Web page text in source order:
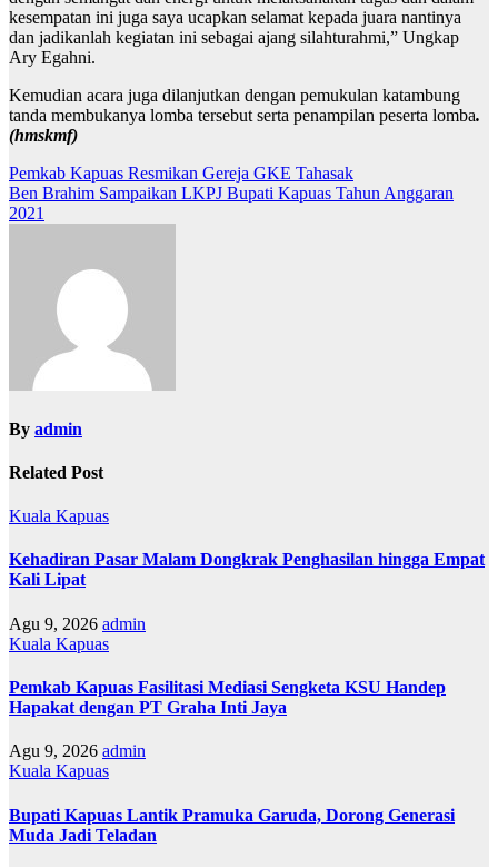
kesempatan ini juga saya ucapkan selamat kepada juara nantinya
dan jadikanlah kegiatan ini sebagai ajang silahturahmi,” Ungkap
Ary Egahni.
Kemudian acara juga dilanjutkan dengan pemukulan katambung
tanda membukanya lomba tersebut serta penampilan peserta lomba.
(hmskmf)
Navigasi
pos
Pemkab Kapuas Resmikan Gereja GKE Tahasak
Ben Brahim Sampaikan LKPJ Bupati Kapuas Tahun Anggaran
2021
By admin
Related Post
Kuala Kapuas
Kehadiran Pasar Malam Dongkrak Penghasilan hingga Empat
Kali Lipat
Agu 9, 2026 admin
Kuala Kapuas
Pemkab Kapuas Fasilitasi Mediasi Sengketa KSU Handep
Hapakat dengan PT Graha Inti Jaya
Agu 9, 2026 admin
Kuala Kapuas
Bupati Kapuas Lantik Pramuka Garuda, Dorong Generasi
Muda Jadi Teladan